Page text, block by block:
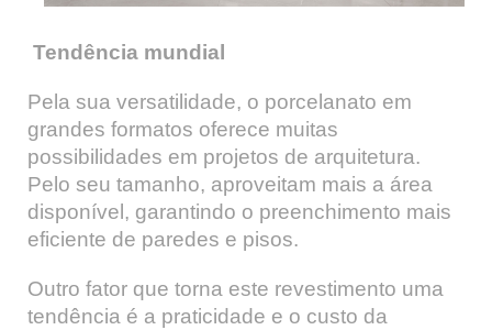
Tendência mundial
Pela sua versatilidade, o porcelanato em
grandes formatos oferece muitas
possibilidades em projetos de arquitetura.
Pelo seu tamanho, aproveitam mais a área
disponível, garantindo o preenchimento mais
eficiente de paredes e pisos.
Outro fator que torna este revestimento uma
tendência é a praticidade e o custo da